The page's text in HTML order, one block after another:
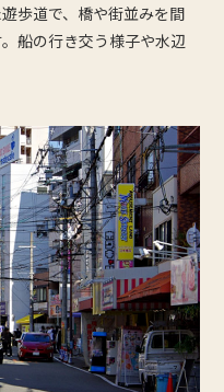
歩道で、橋や街並みを間
船の行き交う様子や水辺